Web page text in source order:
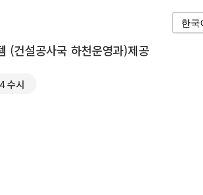
(건설공사국 하천운영과)제공
수시